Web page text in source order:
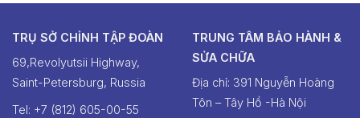
TRỤ SỞ CHỈNH TẬP ĐOÀN
69,Revolyutsii Highway,
Saint-Petersburg, Russia
Tel: +7 (812) 605-00-55
TRUNG TÂM BẢO HÀNH &
SỬA CHỮA
Địa chỉ: 391 Nguyễn Hoàng
Tôn – Tây Hồ -Hà Nội